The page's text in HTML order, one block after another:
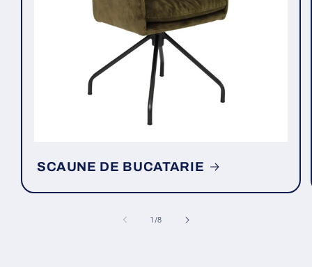
SCAUNE DE BUCATARIE
1 /din
8